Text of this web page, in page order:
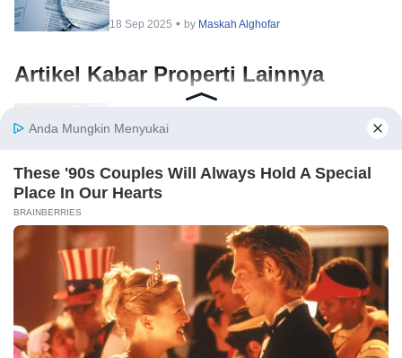
18 Sep 2025 by Maskah Alghofar
Artikel Kabar Properti Lainnya
Aruna, Hunian Modern Tropical 2 Lantai
21 Jul 2026 byIlham Budhiman
Paling Diminati, Rumah123 x balé by
BTN PropVaganza 2026 Hadirkan
Puluhan Developer
15 Jul 2026 Ilham Budhiman
Review Atmost Business Loft, Ruko
Premium di Surabaya dengan Konsep